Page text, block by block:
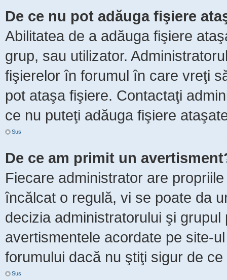
De ce nu pot adăuga fişiere
Abilitatea de a adăuga fişiere
grup, sau utilizator.
fişierelor în forumul în care vreţi
pot ataşa fişiere. Contactaţi
ce nu puteţi adăuga fişiere
Sus
De ce am primit un
Fiecare administrator are
încălcat o regulă, vi se poate da
decizia administratorului şi
avertismentele acordate pe site-
forumului dacă nu ştiţi sigur de
Sus